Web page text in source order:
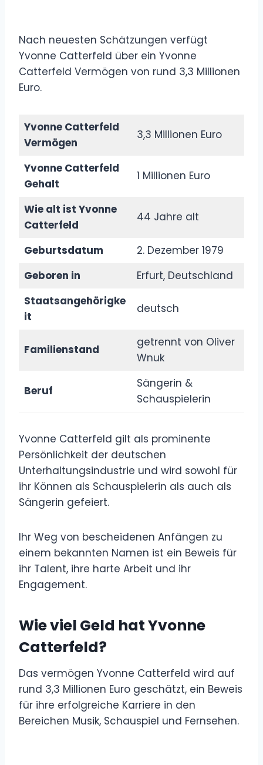
Nach neuesten Schätzungen verfügt
Yvonne Catterfeld über ein Yvonne
Catterfeld Vermögen von rund 3,3 Millionen
Euro.
Yvonne Catterfeld
Vermögen
3,3 Millionen Euro
Yvonne Catterfeld
Gehalt
1 Millionen Euro
Wie alt ist Yvonne
Catterfeld
44 Jahre alt
Geburtsdatum
2. Dezember 1979
Geboren in
Erfurt, Deutschland
Staatsangehörigke
it
deutsch
Familienstand
getrennt von Oliver
Wnuk
Beruf
Sängerin &
Schauspielerin
Yvonne Catterfeld gilt als prominente
Persönlichkeit der deutschen
Unterhaltungsindustrie und wird sowohl für
ihr Können als Schauspielerin als auch als
Sängerin gefeiert.
Ihr Weg von bescheidenen Anfängen zu
einem bekannten Namen ist ein Beweis für
ihr Talent, ihre harte Arbeit und ihr
Engagement.
Wie viel Geld hatYvonne
Catterfeld?
Das vermögen Yvonne Catterfeld wird auf
rund 3,3 Millionen Euro geschätzt, ein Beweis
für ihre erfolgreiche Karriere in den
Bereichen Musik, Schauspiel und Fernsehen.